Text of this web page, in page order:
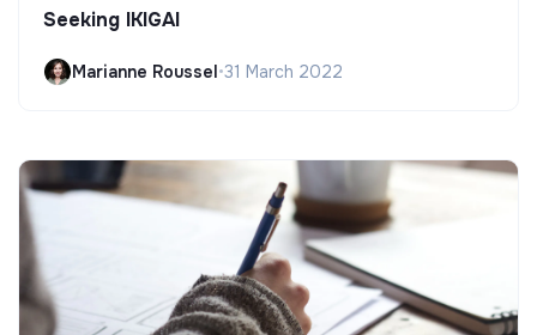
Seeking IKIGAI
Marianne Roussel•31 March 2022